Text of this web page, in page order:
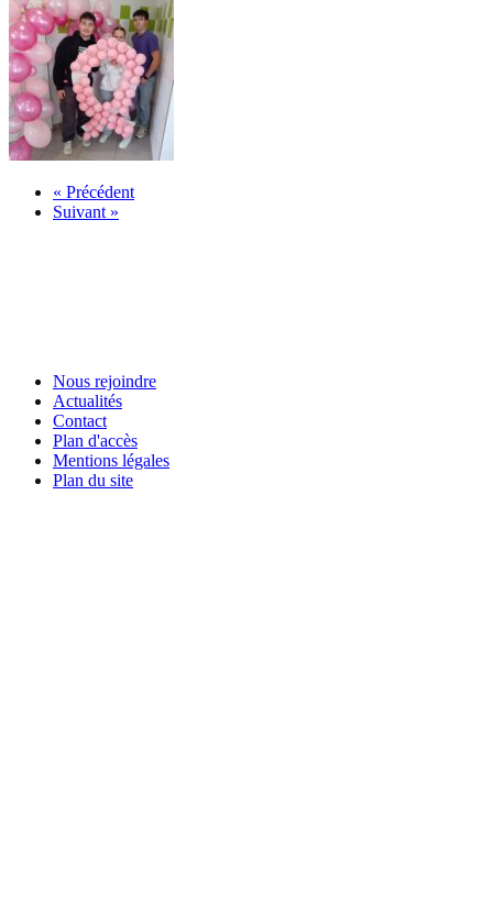
« Précédent
Suivant »
Nous rejoindre
Actualités
Contact
Plan d'accès
Mentions légales
Plan du site